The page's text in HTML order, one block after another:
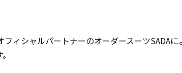
ィシャルパートナーのオーダースーツSADA